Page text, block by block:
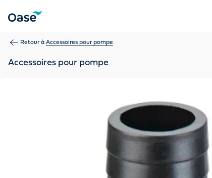
Retour à Accessoires pour pompe
Accessoires pour pompe